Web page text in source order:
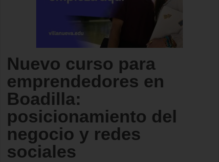
Nuevo curso para
emprendedores en
Boadilla:
posicionamiento del
negocio y redes
sociales